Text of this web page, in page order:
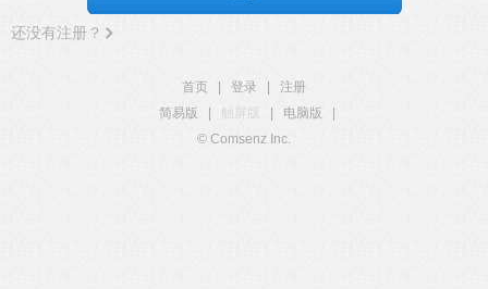
还没有注册？
首页 登录
注册
简易版
触屏版 电脑版
© Comsenz Inc.